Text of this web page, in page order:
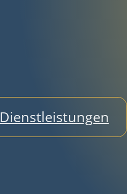
Dienstleistungen